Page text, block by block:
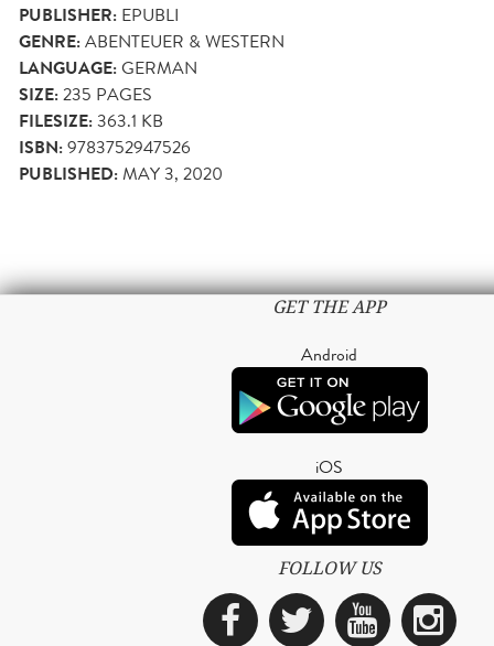
PUBLISHER: EPUBLI
GENRE:ABENTEUER & WESTERN
LANGUAGE:GERMAN
SIZE:235 PAGES
FILESIZE:363.1 KB
ISBN:9783752947526
PUBLISHED:MAY 3, 2020
GET THE APP
Android
iOS
FOLLOW US
Facebook
Twitter